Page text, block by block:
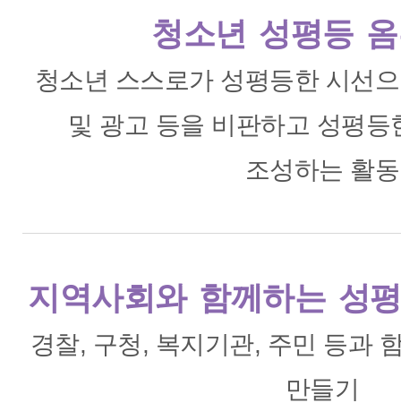
청소년 성평등
청소년 스스로가 성평등한 시선
및 광고 등을 비판하고 성평등
조성하는 활동
지역사회와 함께하는 성
경찰, 구청, 복지기관, 주민 등과
만들기